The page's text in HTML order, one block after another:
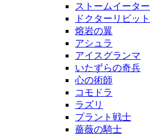
ストームイーター
ドクターリビット
熔岩の翼
アシュラ
アイスグランマ
いたずらの奇兵
心の術師
コモドラ
ラズリ
プラント戦士
薔薇の騎士